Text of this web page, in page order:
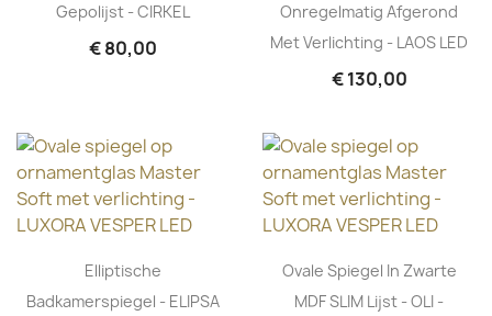
Gepolijst - CIRKEL
€ 80,00
Onregelmatig Afgerond
Met Verlichting - LAOS LED
€ 130,00
Elliptische
Badkamerspiegel - ELIPSA
Ovale Spiegel In Zwarte
MDF SLIM Lijst - OLI -